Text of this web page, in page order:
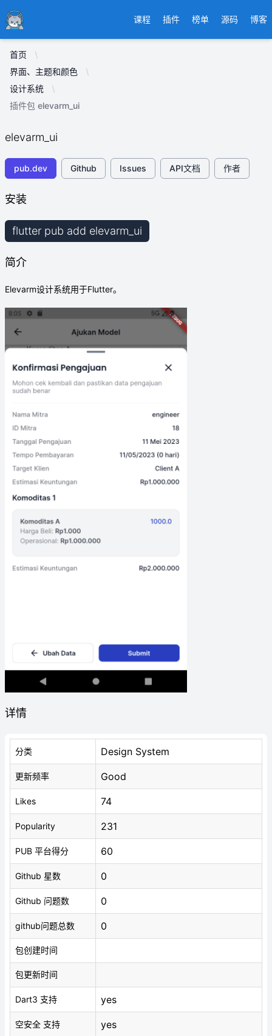
Ducafecat 课程 插件 榜单 源码 博客
首页
界面、主题和颜色
设计系统
插件包 elevarm_ui
elevarm_ui
pub.dev Github Issues API文档 作者
安装
flutter pub add elevarm_ui
简介
Elevarm设计系统用于Flutter。
详情
分类 Design System
更新频率 Good
Likes 74
Popularity 231
PUB 平台得分 60
Github 星数 0
Github 问题数 0
github问题总数 0
包创建时间
包更新时间
Dart3 支持 yes
空安全 支持 yes